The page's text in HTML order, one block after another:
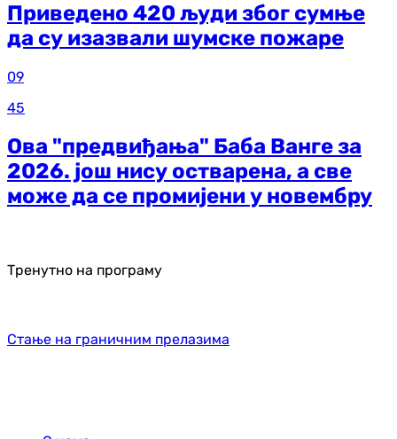
Приведено 420 људи због сумње
да су изазвали шумске пожаре
09
45
Ова "предвиђања" Баба Ванге за
2026. још нису остварена, а све
може да се промијени у новембру
Тренутно на програму
Стање на граничним прелазима